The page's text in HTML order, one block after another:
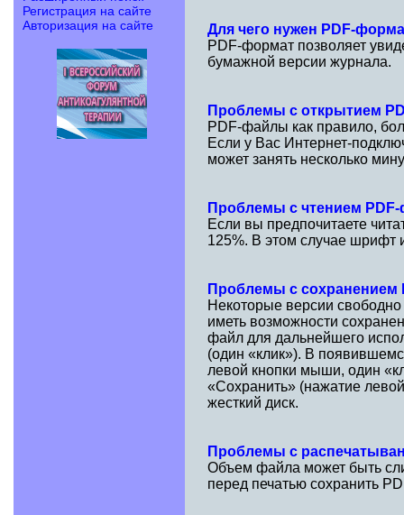
Регистрация на сайте
Авторизация на сайте
Для чего нужен PDF-
PDF-формат позволяет
бумажной версии журнала.
Проблемы с открытием
PDF-файлы как правило,
Если у Вас Интернет-
может занять несколько
Проблемы с чтением
Если вы предпочитаете
125%. В этом случае шрифт
Проблемы с сохранением
Некоторые версии
иметь возможности
файл для дальнейшего
(один «клик»). В
левой кнопки мыши, один
«Сохранить» (нажатие
жесткий диск.
Проблемы с
Объем файла может быть
перед печатью сохранить